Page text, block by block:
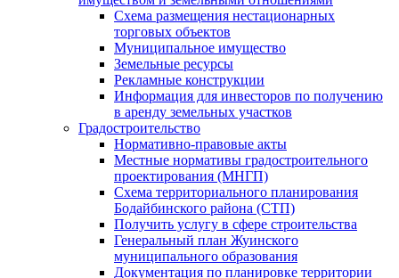
Схема размещения нестационарных
торговых объектов
Муниципальное имущество
Земельные ресурсы
Рекламные конструкции
Информация для инвесторов по получению
в аренду земельных участков
Градостроительство
Нормативно-правовые акты
Местные нормативы градостроительного
проектирования (МНГП)
Схема территориального планирования
Бодайбинского района (СТП)
Получить услугу в сфере строительства
Генеральный план Жуинского
муниципального образования
Документация по планировке территории